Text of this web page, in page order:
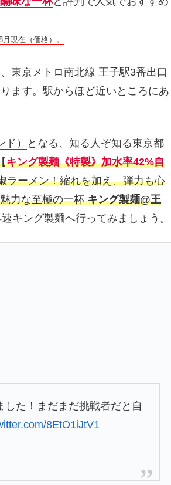
月現在（価格）。
東京メトロ南北線 王子駅3番出口
ます。駅からほど近いところにあ
）
となる、知る人ぞ知る東京都
キング製麺《特製》加水率42%自
ラーメン！縮れを加え、弾力も心
力な至極の一杯キング製麺@王
キング製麺へ行ってみましょう。
た！まだまだ挑戦者だと自
8EtO1iJtV1